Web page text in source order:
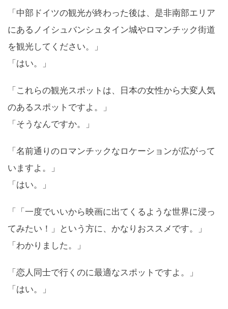
「中部ドイツの観光が終わった後は、是非南部エリア
にあるノイシュバンシュタイン城やロマンチック街道
を観光してください。」
「はい。」
「これらの観光スポットは、日本の女性から大変人気
のあるスポットですよ。」
「そうなんですか。」
「名前通りのロマンチックなロケーションが広がって
いますよ。」
「はい。」
「「一度でいいから映画に出てくるような世界に浸っ
てみたい！」という方に、かなりおススメです。」
「わかりました。」
「恋人同士で行くのに最適なスポットですよ。」
「はい。」